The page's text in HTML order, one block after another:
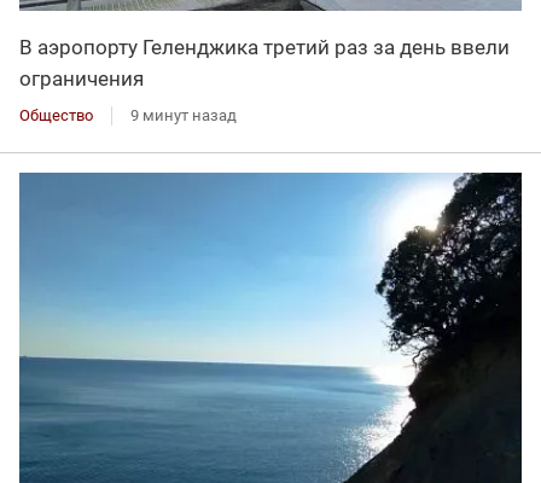
В аэропорту Геленджика третий раз за день ввели
ограничения
Общество 9 минут назад